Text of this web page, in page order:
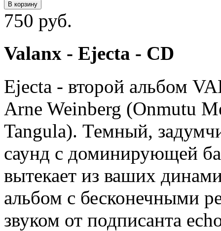
В корзину
750 руб.
Valanx - Ejecta - CD
Ejecta - второй альбом
Arne Weinberg (Onmutu
Tangula). Темный,
саунд с доминирующей
вытекает из ваших
альбом с бесконечными
звуком от подписанта